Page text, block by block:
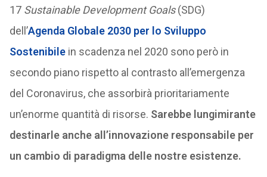
17 Sustainable Development Goals(SDG)
dell’Agenda Globale 2030 per lo Sviluppo
Sostenibilein scadenza nel 2020 sono però in
secondo piano rispetto al contrasto all’emergenza
del Coronavirus, che assorbirà prioritariamente
un’enorme quantità di risorse. Sarebbe lungimirante
destinarle anche all’innovazione responsabile per
un cambio di paradigma delle nostre esistenze.